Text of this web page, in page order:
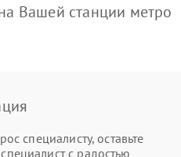
Вашей станции метро
специалисту, оставьте
с радостью